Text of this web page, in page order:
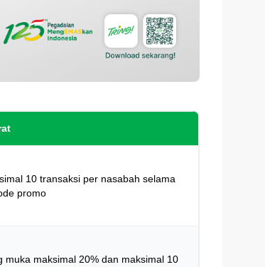
10 transaksi per nasabah selama
promo
muka maksimal 20% dan maksimal 10